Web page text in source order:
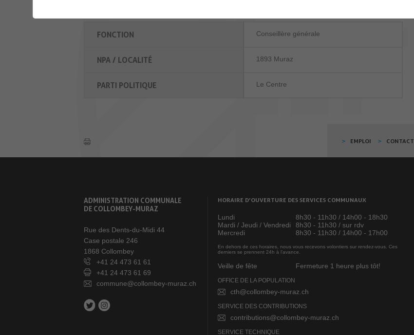
FONCTION Conseillère générale
NPA / LOCALITÉ 1893 Muraz
PARTI POLITIQUE Le Centre
EMPLOI CONTACT
ADMINISTRATION COMMUNALE
DE COLLOMBEY-MURAZ
Rue des Dents-du-Midi 44
Case postale 246
1868 Collombey
+41 24 473 61 61
+41 24 473 61 69
commune@collombey-muraz.ch
HORAIRE D’OUVERTURE DES SERVICES COMMUNAUX
Lundi
8h30 - 11h30 / 14h00 - 18h30
Mardi / Jeudi / Vendredi
8h30 - 11h30 / sur rdv
Mercredi
8h30 - 11h30 / 14h00 - 17h00
En dehors de ces horaires, nous vous recevons volontiers sur rendez-vous. Ces
derniers se prennent 24h à l’avance.
Veille de fête Fermeture 1 heure plus tôt!
OFFICE DE LA POPULATION
cth@collombey-muraz.ch
SERVICE DES CONTRIBUTIONS
contributions@collombey-muraz.ch
SERVICE TECHNIQUE